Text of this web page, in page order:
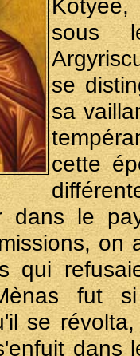
Kotyée,
sous
se
sa
cette
dans le
on
qui
fut
se
dans